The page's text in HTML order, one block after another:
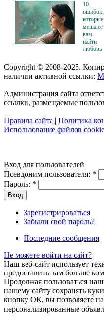
10
ошибок,
которые
мешают
вам
найти
любовь
Copyright © 2008-2025.
наличии активной ссылки:
Администрация сайта
ссылки, размещаемые
Правила сайта | Политика
Использование файлов cookie
Вход для пользователей
Псевдоним пользователя: *
Пароль: *
Зарегистрироваться
Забыли свой пароль?
Последние сообщения
Не можете войти на сайт?
Наш веб-сайт использует
предоставить вам больше
Продолжая пользоваться
нашему сайту сохранять
кнопку ОК, вы позволяете
персонализированные